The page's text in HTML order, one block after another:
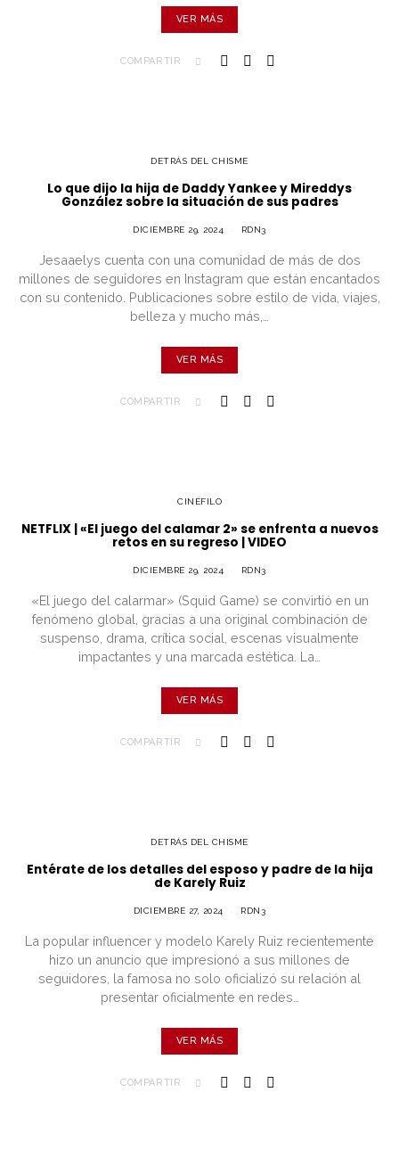
VER MÁS
COMPARTIR
DETRÁS DEL CHISME
Lo que dijo la hija de Daddy Yankee y Mireddys
González sobre la situación de sus padres
DICIEMBRE 29, 2024 RDN3
Jesaaelys cuenta con una comunidad de más de dos
millones de seguidores en Instagram que están encantados
con su contenido. Publicaciones sobre estilo de vida, viajes,
belleza y mucho más,…
VER MÁS
COMPARTIR
CINÉFILO
NETFLIX | «El juego del calamar 2» se enfrenta a nuevos
retos en su regreso | VIDEO
DICIEMBRE 29, 2024 RDN3
«El juego del calarmar» (Squid Game) se convirtió en un
fenómeno global, gracias a una original combinación de
suspenso, drama, crítica social, escenas visualmente
impactantes y una marcada estética. La…
VER MÁS
COMPARTIR
DETRÁS DEL CHISME
Entérate de los detalles del esposo y padre de la hija
de Karely Ruiz
DICIEMBRE 27, 2024 RDN3
La popular influencer y modelo Karely Ruiz recientemente
hizo un anuncio que impresionó a sus millones de
seguidores, la famosa no solo oficializó su relación al
presentar oficialmente en redes…
VER MÁS
COMPARTIR